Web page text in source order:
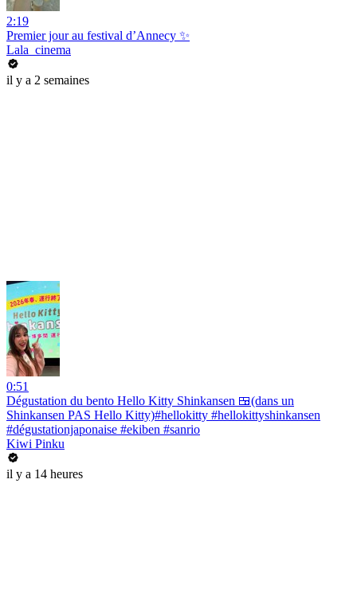
2:19
Premier jour au festival d’Annecy ✨
Lala_cinema
il y a 2 semaines
0:51
Dégustation du bento Hello Kitty Shinkansen 🍱(dans un
Shinkansen PAS Hello Kitty)#hellokitty #hellokittyshinkansen
#dégustationjaponaise #ekiben #sanrio
Kiwi Pinku
il y a 14 heures